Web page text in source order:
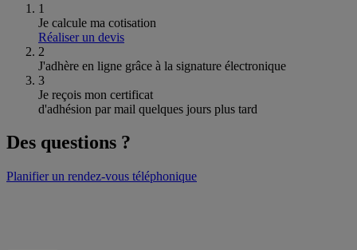
1
Je calcule ma cotisation
Réaliser un devis
2
J'adhère en ligne grâce à la signature électronique
3
Je reçois mon certificat
d'adhésion par mail quelques jours plus tard
Des questions ?
Planifier un rendez-vous téléphonique